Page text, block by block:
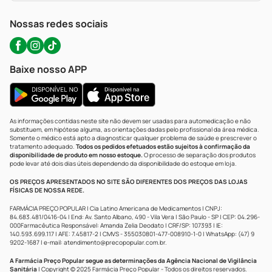
WhatsApp (47) 9202-1687
Nossas redes sociais
Baixe nosso APP
As informações contidas neste site não devem ser usadas para automedicação e não
substituem, em hipótese alguma, as orientações dadas pelo profissional da área médica.
Somente o médico está apto a diagnosticar qualquer problema de saúde e prescrever o
tratamento adequado. Todos os pedidos efetuados estão sujeitos à confirmação da
disponibilidade de produto em nosso estoque.O processo de separação dos produtos
pode levar até dois dias úteis dependendo da disponibilidade do estoque em loja.
OS PREÇOS APRESENTADOS NO SITE SÃO DIFERENTES DOS PREÇOS DAS LOJAS
FÍSICAS DE NOSSA REDE.
FARMÁCIA PREÇO POPULAR | Cia Latino Americana de Medicamentos | CNPJ:
84.683.481/0416-04 | End: Av. Santo Albano, 490 - Vila Vera | São Paulo - SP | CEP: 04.296-
000Farmacêutica Responsável: Amanda Zelia Deodato | CRF/SP: 107393 | IE:
140.593.699.117 | AFE: 7.45817-2 | CMVS - 355030801-477-008910-1-0 | WhatsApp: (47) 9
9202-1687 | e-mail: atendimento@precopopular.com.br.
A Farmácia Preço Popular segue as determinações da Agência Nacional de Vigilância
Sanitária | Copyright © 2025 Farmácia Preço Popular - Todos os direitos reservados.